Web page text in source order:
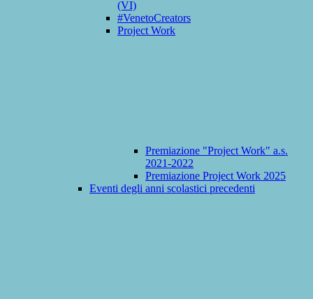
(VI)
#VenetoCreators
Project Work
Premiazione "Project Work" a.s.
2021-2022
Premiazione Project Work 2025
Eventi degli anni scolastici precedenti